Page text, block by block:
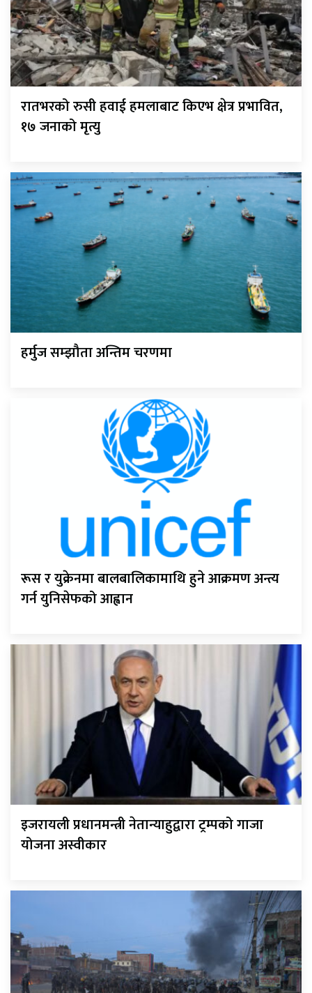
रातभरको रुसी हवाई हमलाबाट किएभ क्षेत्र प्रभावित,
१७ जनाको मृत्यु
हर्मुज सम्झौता अन्तिम चरणमा
रूस र युक्रेनमा बालबालिकामाथि हुने आक्रमण अन्त्य
गर्न युनिसेफको आह्वान
इजरायली प्रधानमन्त्री नेतान्याहुद्वारा ट्रम्पको गाजा
योजना अस्वीकार